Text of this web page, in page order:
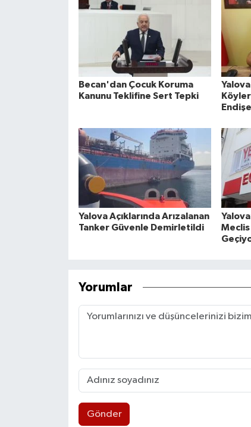
Becan'dan Çocuk Koruma
Kanunu Teklifine Sert Tepki
Yalova Açıklarında Arızalanan
Tanker Güvenle Demirletildi
Meclis
Yorumlar
Gönder